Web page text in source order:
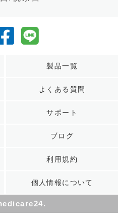
製品一覧
よくある質問
サポート
ブログ
利用規約
個人情報について